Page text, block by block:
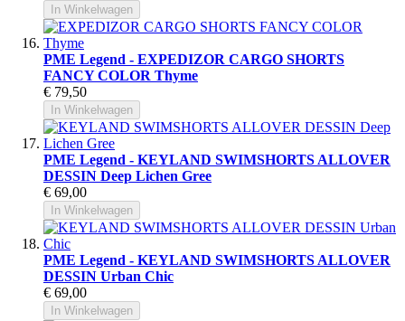
In Winkelwagen
PME Legend - EXPEDIZOR CARGO SHORTS
FANCY COLOR Thyme
€ 79,50
In Winkelwagen
PME Legend - KEYLAND SWIMSHORTS ALLOVER
DESSIN Deep Lichen Gree
€ 69,00
In Winkelwagen
PME Legend - KEYLAND SWIMSHORTS ALLOVER
DESSIN Urban Chic
€ 69,00
In Winkelwagen